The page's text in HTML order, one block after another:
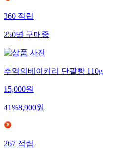
360적립
250명구매중
추억의베이커리 단팥빵 110g
15,000원
41%8,900원
267적립